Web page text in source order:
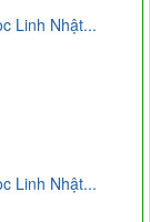
Linh Nhật...
Linh Nhật...